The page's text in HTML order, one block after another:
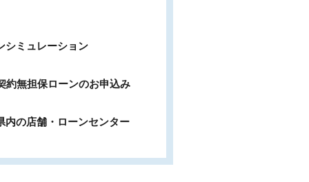
シミュレーション
約無担保ローンのお申込み
内の店舗・ローンセンター